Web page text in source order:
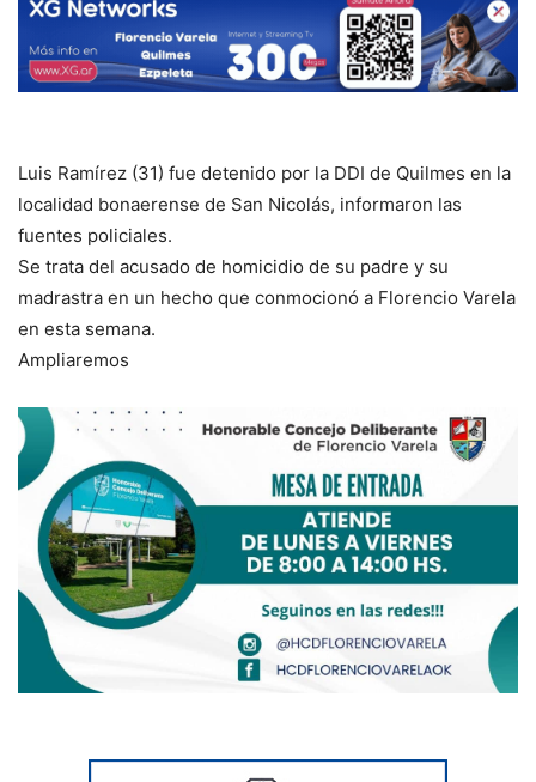
Luis Ramírez (31) fue detenido por la DDI de Quilmes en la
localidad bonaerense de San Nicolás, informaron las
fuentes policiales.
Se trata del acusado de homicidio de su padre y su
madrastra en un hecho que conmocionó a Florencio Varela
en esta semana.
Ampliaremos